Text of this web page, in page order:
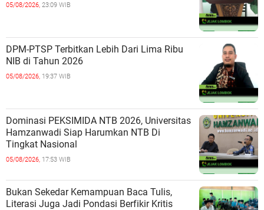
05/08/2026, 23:09 WIB
DPM-PTSP Terbitkan Lebih Dari Lima Ribu
NIB di Tahun 2026
05/08/2026, 19:37 WIB
Dominasi PEKSIMIDA NTB 2026, Universitas
Hamzanwadi Siap Harumkan NTB Di
Tingkat Nasional
05/08/2026, 17:53 WIB
Bukan Sekedar Kemampuan Baca Tulis,
Literasi Juga Jadi Pondasi Berfikir Kritis